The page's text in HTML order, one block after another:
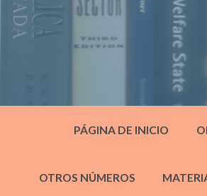
PÁGINA DE INICIO
OTROS NÚMEROS